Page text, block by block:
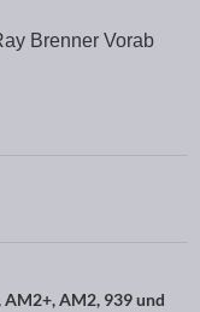
Brenner Vorab
AM2, 939 und